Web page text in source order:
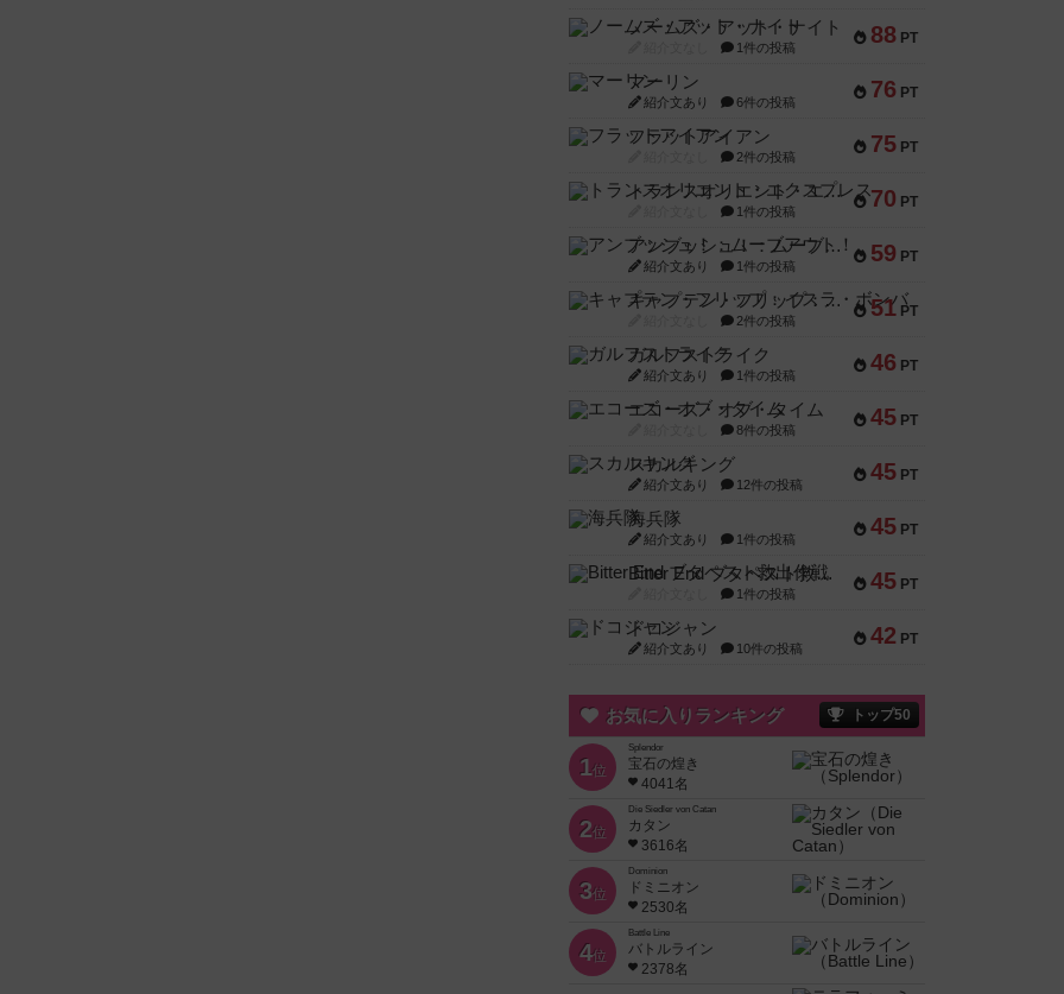
88 PT
ノームズ・アット・ナイト
1件の投稿
76 PT
マーリン
紹介文あり 6件の投稿
75 PT
フラットアイアン
2件の投稿
70 PT
トランスオリエント・エクスプレス
1件の投稿
59 PT
アンブッシュ！：ムーブアウト！
紹介文あり 1件の投稿
51 PT
キャプテン・フリップ：イスラ・ボンバ
2件の投稿
46 PT
ガルフストライク
紹介文あり 1件の投稿
45 PT
エコーズ・オブ・タイム
8件の投稿
45 PT
スカルキング
紹介文あり 12件の投稿
45 PT
海兵隊
紹介文あり 1件の投稿
45 PT
Bitter End ブタペスト救出作戦
1件の投稿
42 PT
ドコジャン
紹介文あり 10件の投稿
お気に入りランキング トップ50
1位
Splendor
宝石の煌き
4041名
2位
Die Siedler von Catan
カタン
3616名
3位
Dominion
ドミニオン
2530名
4位
Battle Line
バトルライン
2378名